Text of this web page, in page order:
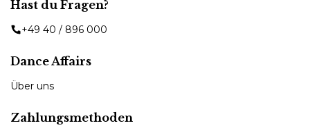
Hast du Fragen?
+49 40 / 896 000
Dance Affairs
Über uns
Zahlungsmethoden